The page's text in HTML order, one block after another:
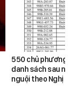
550 chủ
danh sách sau
nguội theo Nghị